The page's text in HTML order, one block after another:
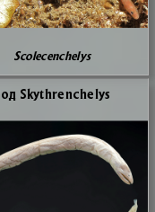
Scolecenchelys
Skythrenchelys